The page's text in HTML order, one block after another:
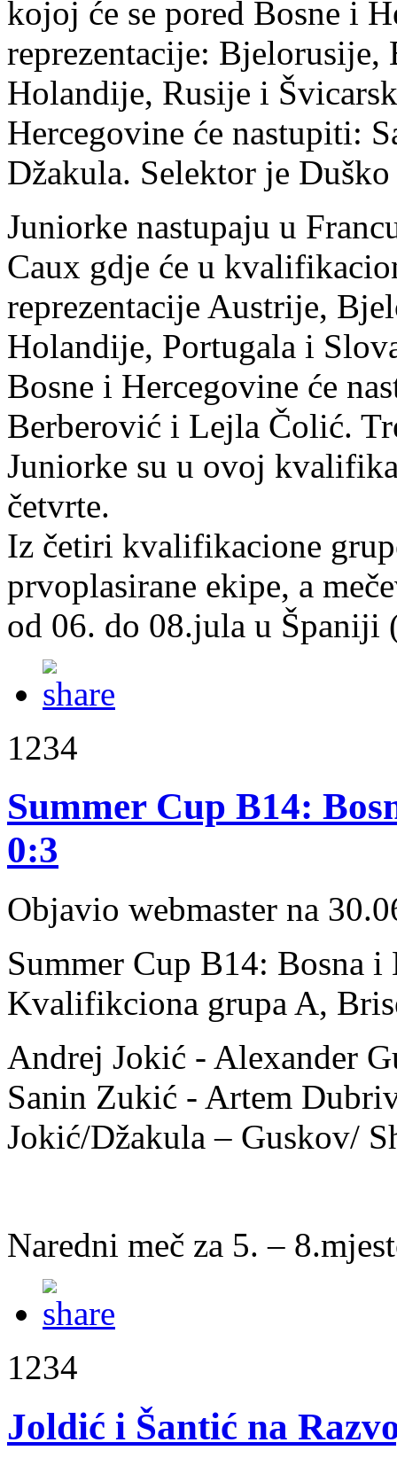
kojoj će se pored Bosne i
reprezentacije: Bjelorusije,
Holandije, Rusije i
Hercegovine će nastupiti:
Džakula. Selektor je
Juniorke nastupaju u
Caux gdje će u
reprezentacije Austrije,
Holandije, Portugala i
Bosne i Hercegovine će
Berberović i Lejla Čolić.
Juniorke su u ovoj
četvrte.
Iz četiri kvalifikacione
prvoplasirane ekipe, a
od 06. do 08.jula u
1234
Summer Cup B14:
0:3
Objavio webmaster na
Summer Cup B14: Bosna
Kvalifikciona grupa A,
Andrej Jokić - Alexander
Sanin Zukić - Artem
Jokić/Džakula – Guskov/
Naredni meč za 5. –
1234
Joldić i Šantić na